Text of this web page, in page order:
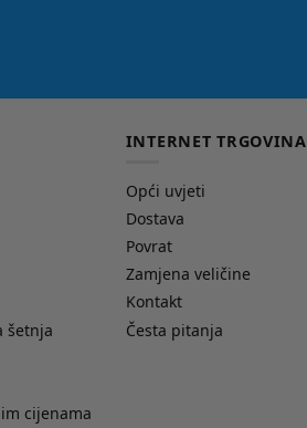
šetnja
cijenama
INTERNET TRGOVINA
Opći uvjeti
Dostava
Povrat
Zamjena veličine
Kontakt
Česta pitanja